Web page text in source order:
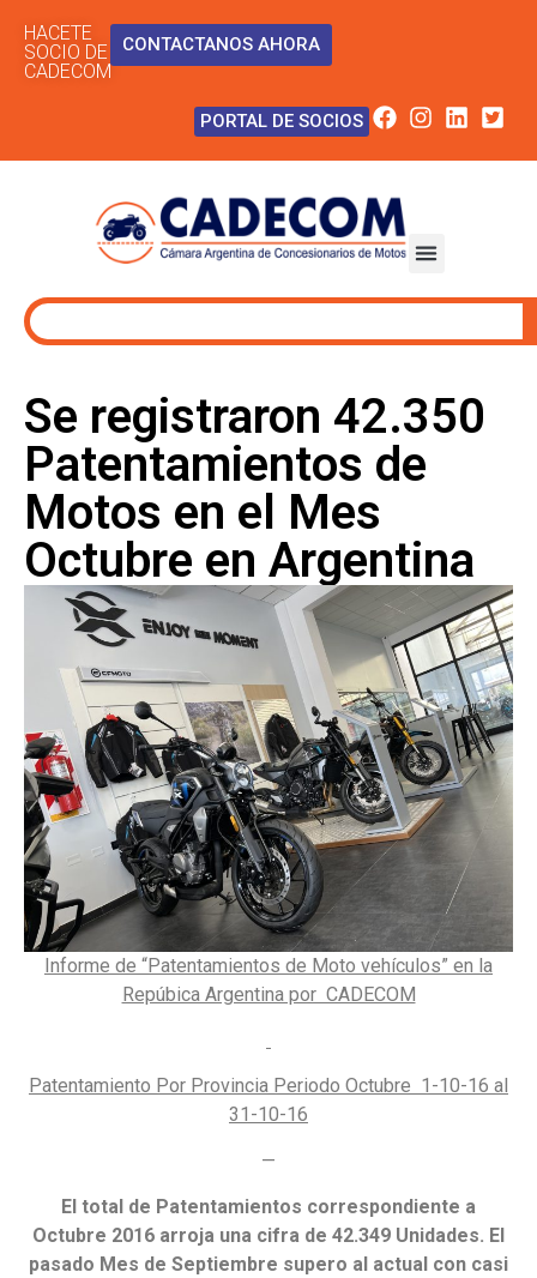
HACETE
SOCIO DE
CADECOM
CONTACTANOS AHORA
PORTAL DE SOCIOS
Se registraron 42.350
Patentamientos de
Motos en el Mes
Octubre en Argentina
Informe de “Patentamientos de Moto vehículos” en la
Repúbica Argentina por CADECOM
Patentamiento Por Provincia Periodo Octubre 1-10-16 al
31-10-16
—
El total de Patentamientos correspondiente a
Octubre 2016 arroja una cifra de 42.349 Unidades. El
pasado Mes de Septiembre supero al actual con casi